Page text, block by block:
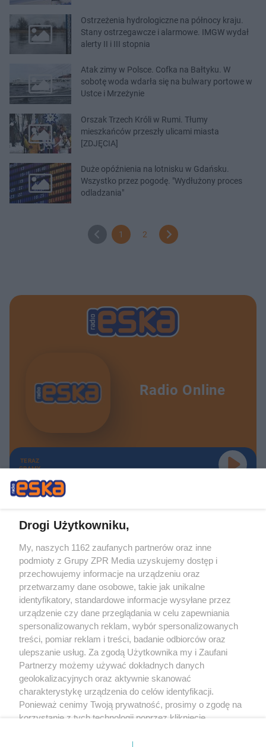
Ostrzeżenia hydrologiczne na północy kraju.
Stany ostrzegawcze i alarmowe. IMGW wydał
alerty II i III stopnia
Atak zimy w Polsce. Cofka na Bałtyku. W
sobotę woda wdarła się na bulwary portowe w
Ustce i Mrzeżynie
Orszak Trzech Króli w Rumi. Tłumy
mieszkańców przeszły ulicami miasta
[ZDJĘCIA]
Duże opóźnienia na lotnisku w Gdańsku.
Wszystko przez pogodę. "Wydłużony proces
odladzania"
1 2
Radio Online
TERAZ
GRAMY
Żaden utwór zamieszczony w serwisie nie może być powielany i
rozpowszechniany lub dalej rozpowszechniany w jakikolwiek sposób (w
tym także elektroniczny lub mechaniczny) na jakimkolwiek polu
eksploatacji w jakiejkolwiek formie, włącznie z umieszczaniem w Internecie
bez pisemnej zgody właściciela praw. Jakiekolwiek użycie lub
wykorzystanie utworów w całości lub w części z naruszeniem prawa, tzn.
bez właściwej zgody, jest zabronione pod groźbą kary i może być ścigane
prawnie.
O nas
Drogi Użytkowniku,
My, naszych 1162 zaufanych partnerów oraz inne
podmioty z Grupy ZPR Media uzyskujemy dostęp i
przechowujemy informacje na urządzeniu oraz
przetwarzamy dane osobowe, takie jak unikalne
identyfikatory, standardowe informacje wysyłane przez
urządzenie czy dane przeglądania w celu zapewniania
spersonalizowanych reklam, wybór spersonalizowanych
treści, pomiar reklam i treści, badanie odbiorców oraz
ulepszanie usług. Za zgodą Użytkownika my i Zaufani
Partnerzy możemy używać dokładnych danych
geolokalizacyjnych oraz aktywnie skanować
charakterystykę urządzenia do celów identyfikacji.
Ponieważ cenimy Twoją prywatność, prosimy o zgodę na
korzystanie z tych technologii poprzez kliknięcie
zmienić/wycofać klikając przycisk ustawień prywatności